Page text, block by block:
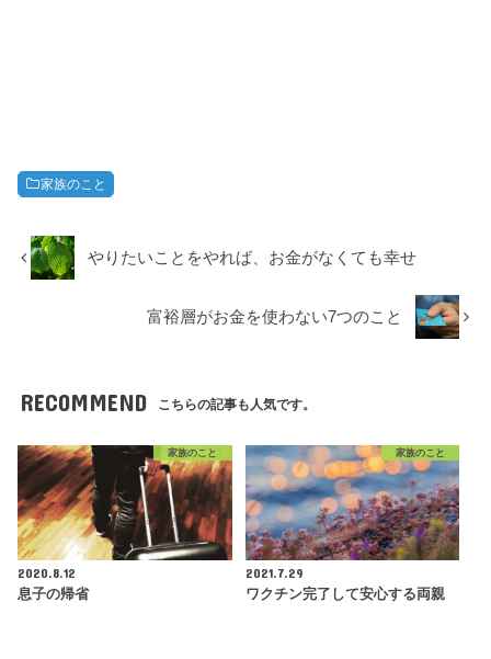
家族のこと
やりたいことをやれば、お金がなくても幸せ
富裕層がお金を使わない7つのこと
RECOMMEND こちらの記事も人気です。
家族のこと
2020.8.12
息子の帰省
家族のこと
2021.7.29
ワクチン完了して安心する両親